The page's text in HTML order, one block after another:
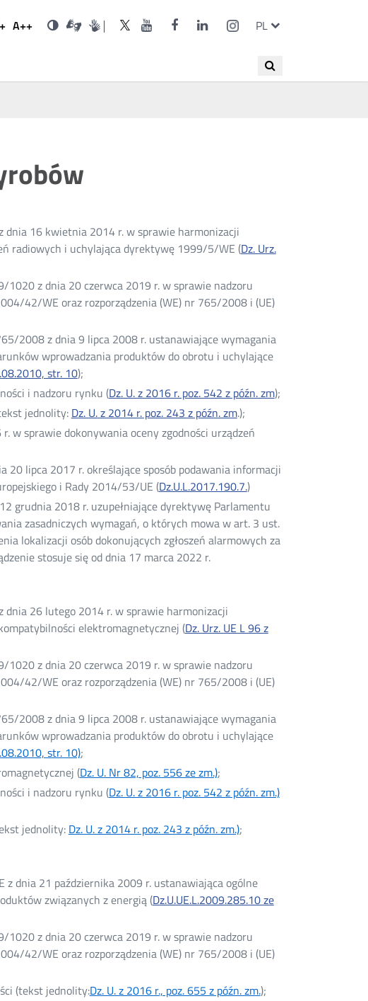
A++ Wersja
kontrastowa
Dla
niesłyszących
Otwórz
Otwórz
w
Otwórz
w
UKE
na
Otwórz UKE
OtwórzUKE
Otwórz UKE
na
OtwórzUKE
Instagram
Otwórz
oknie
Otwórz
oknie
PLZMIEŃ
fraza
16 kwietnia 2014 r. w sprawie harmonizacji
radiowych i uchylająca dyrektywę 1999/5/WE (Dz. Urz.
1020 z dnia 20 czerwca 2019 r. w sprawie nadzoru
42/WE oraz rozporządzenia (WE) nr 765/2008 i (UE)
2008 z dnia 9 lipca 2008 r. ustanawiające wymagania
wprowadzania produktów do obrotu i uchylające
str. 10Otwórz
w
nowym
oknie
);
i nadzoru rynku (Dz. U. z 2016 r. poz. 542 z późn. zmOtwórz
);
jednolity: Dz. U. z 2014 r. poz. 243 z późn. zmOtwórz
w
oknie
.);
w sprawie dokonywania oceny zgodności urządzeń
20 lipca 2017 r. określające sposób podawania informacji
i Rady 2014/53/UE (Dz.U.L.2017.190.7.Otwórz
w
nowym
oknie
)
grudnia 2018 r. uzupełniające dyrektywę Parlamentu
zasadniczych wymagań, o których mowa w art. 3 ust.
lokalizacji osób dokonujących zgłoszeń alarmowych za
stosuje się od dnia 17 marca 2022 r.
26 lutego 2014 r. w sprawie harmonizacji
elektromagnetycznej (Dz. Urz. UE L 96 z
1020 z dnia 20 czerwca 2019 r. w sprawie nadzoru
42/WE oraz rozporządzenia (WE) nr 765/2008 i (UE)
2008 z dnia 9 lipca 2008 r. ustanawiające wymagania
wprowadzania produktów do obrotu i uchylające
str. 10)Otwórz
w
nowym
oknie
;
(Dz. U. Nr 82, poz. 556 ze zm.)Otwórz
w
oknie
;
i nadzoru rynku (Dz. U. z 2016 r. poz. 542 z późn. zm.)
jednolity: Dz. U. z 2014 r. poz. 243 z późn. zm.)Otwórz
oknie
;
dnia 21 października 2009 r. ustanawiająca ogólne
związanych z energią (Dz.U.UE.L.2009.285.10 ze
1020 z dnia 20 czerwca 2019 r. w sprawie nadzoru
42/WE oraz rozporządzenia (WE) nr 765/2008 i (UE)
(tekst jednolity:Dz. U. z 2016 r., poz. 655 z późn. zm.Otwórz
);